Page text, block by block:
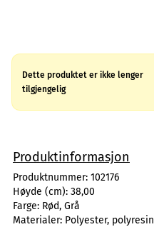
Dette produktet er ikke lenger
tilgjengelig
Produktinformasjon
Produktnummer: 102176
Høyde (cm): 38,00
Farge: Rød, Grå
Materialer: Polyester, polyresin